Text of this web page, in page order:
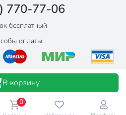
770-77-06
бесплатный
оплаты
0
В корзину